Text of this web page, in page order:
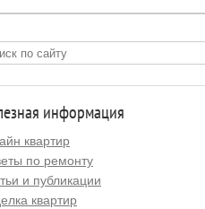
информация
квартир
по ремонту
и публикации
квартир